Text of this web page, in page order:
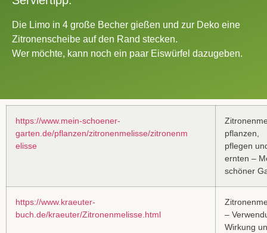
Die Limo in 4 große Becher gießen und zur Deko eine
Zitronenscheibe auf den Rand stecken.
Wer möchte, kann noch ein paar Eiswürfel dazugeben.
https://www.mein-schoener-
garten.de/pflanzen/zitronenmelisse/zitronenm
elisse
pflanzen,
pflegen
ernten –
schöner
https://www.kraeuter-
buch.de/kraeuter/Zitronenmelisse.html
–
Wirkung